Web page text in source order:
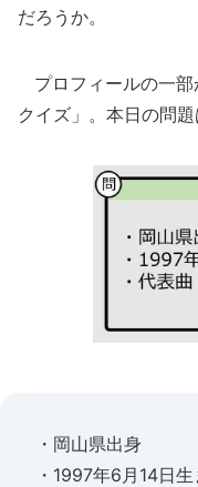
だろうか。
プロフィールの一部
クイズ」。本日の問題
・岡山県出身
・1997年6月14日